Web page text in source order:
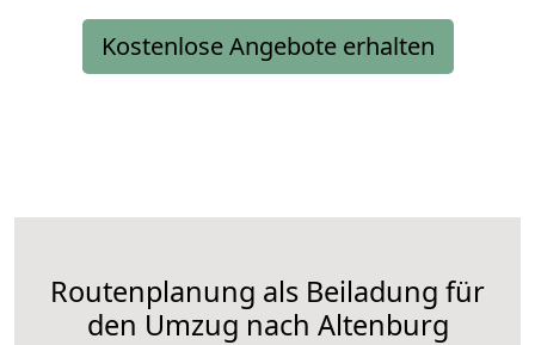
Kostenlose Angebote erhalten
Routenplanung als Beiladung für
den Umzug nach Altenburg